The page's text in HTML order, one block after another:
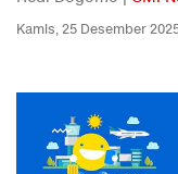
Kamis, 25 Desember